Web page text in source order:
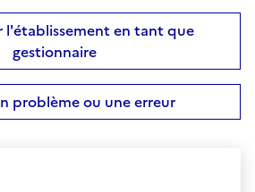
l'établissement en tant que
gestionnaire
problème ou une erreur